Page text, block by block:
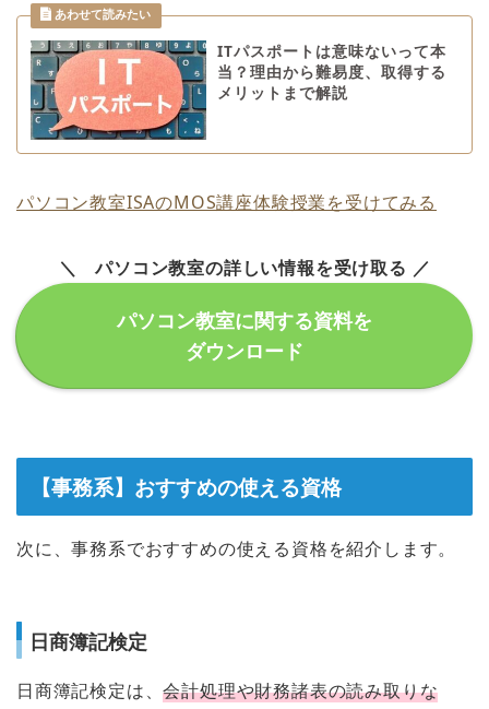
ITパスポートは意味ないって本
当？理由から難易度、取得する
メリットまで解説
パソコン教室ISAのMOS講座体験授業を受けてみる
＼ パソコン教室の詳しい情報を受け取る ／
パソコン教室に関する資料を
ダウンロード
【事務系】おすすめの使える資格
次に、事務系でおすすめの使える資格を紹介します。
日商簿記検定
日商簿記検定は、会計処理や財務諸表の読み取りな